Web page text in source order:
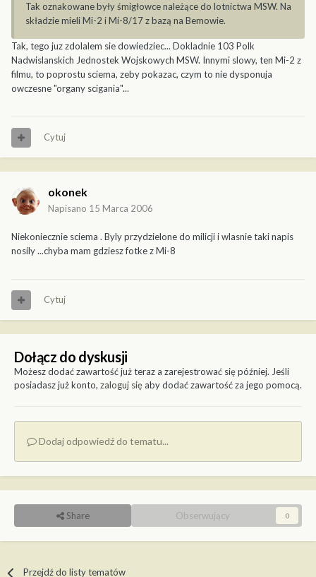
Tak oznakowane były śmigłowce należące do lotnictwa MSW. Na
składzie mieli Mi-2 i Mi-8/17 z bazą na Bemowie.
Tak, tego juz zdolalem sie dowiedziec... Dokladnie 103 Polk
Nadwislanskich Jednostek Wojskowych MSW. Innymi slowy, ten Mi-2 z
filmu, to poprostu sciema, zeby pokazac, czym to nie dysponuja
owczesne "organy scigania"...
Cytuj
okonek
Napisano 15 Marca 2006
Niekoniecznie sciema . Byly przydzielone do milicji i wlasnie taki napis
nosily ...chyba mam gdziesz fotke z Mi-8
Cytuj
Dołącz do dyskusji
Możesz dodać zawartość już teraz a zarejestrować się później. Jeśli
posiadasz już konto, zaloguj sięaby dodać zawartość za jego pomocą.
Dodaj odpowiedź do tematu...
Share Obserwujący 0
Przejdź do listy tematów